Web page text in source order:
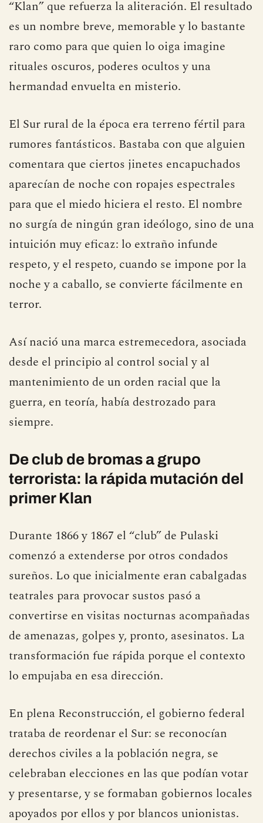
“Klan” que refuerza la aliteración. El resultado
es un nombre breve, memorable y lo bastante
raro como para que quien lo oiga imagine
rituales oscuros, poderes ocultos y una
hermandad envuelta en misterio.
El Sur rural de la época era terreno fértil para
rumores fantásticos. Bastaba con que alguien
comentara que ciertos jinetes encapuchados
aparecían de noche con ropajes espectrales
para que el miedo hiciera el resto. El nombre
no surgía de ningún gran ideólogo, sino de una
intuición muy eficaz: lo extraño infunde
respeto, y el respeto, cuando se impone por la
noche y a caballo, se convierte fácilmente en
terror.
Así nació una marca estremecedora, asociada
desde el principio al control social y al
mantenimiento de un orden racial que la
guerra, en teoría, había destrozado para
siempre.
De club de bromas a grupo
terrorista: la rápida mutación del
primer Klan
Durante 1866 y 1867 el “club” de Pulaski
comenzó a extenderse por otros condados
sureños. Lo que inicialmente eran cabalgadas
teatrales para provocar sustos pasó a
convertirse en visitas nocturnas acompañadas
de amenazas, golpes y, pronto, asesinatos. La
transformación fue rápida porque el contexto
lo empujaba en esa dirección.
En plena Reconstrucción, el gobierno federal
trataba de reordenar el Sur: se reconocían
derechos civiles a la población negra, se
celebraban elecciones en las que podían votar
y presentarse, y se formaban gobiernos locales
apoyados por ellos y por blancos unionistas.